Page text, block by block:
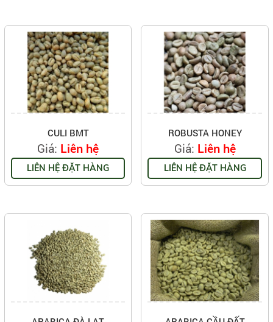
CULI BMT
Giá: Liên hệ
LIÊN HỆ ĐẶT HÀNG
ROBUSTA HONEY
Giá: Liên hệ
LIÊN HỆ ĐẶT HÀNG